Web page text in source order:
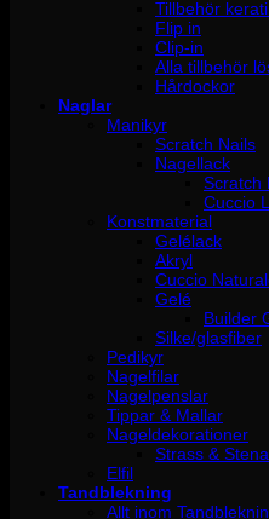
Tillbehör
Flip in
Clip-in
Alla tillbehör
Hårdockor
Naglar
Manikyr
Scratch Nails
Nagellack
Scratch
Cuccio
Konstmaterial
Gelélack
Akryl
Cuccio
Gelé
Builder
Silke/glasfiber
Pedikyr
Nagelfilar
Nagelpenslar
Tippar & Mallar
Nageldekorationer
Strass &
Elfil
Tandblekning
Allt inom